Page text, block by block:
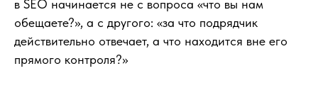
в SEO начинается не с вопроса «что вы нам
обещаете?», а с другого: «за что подрядчик
действительно отвечает, а что находится вне его
прямого контроля?»